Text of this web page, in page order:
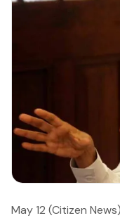
May 12 (Citizen